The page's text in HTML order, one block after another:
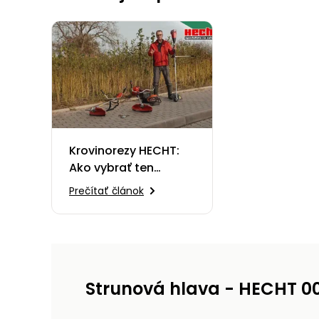
Krovinorezy HECHT:
Ako vybrať ten
pravý?
Prečítať článok
Strunová hlava - HECHT